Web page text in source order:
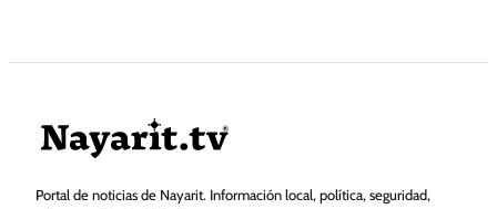
Portal de noticias de Nayarit. Información local, política, seguridad,